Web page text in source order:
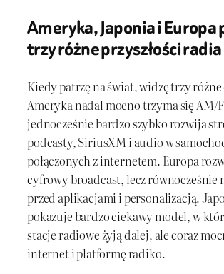
Ameryka, Japonia i Europa
trzy różne przyszłości radia
Kiedy patrzę na świat, widzę trzy
Ameryka nadal mocno trzyma się AM/
jednocześnie bardzo szybko rozwija
podcasty, SiriusXM i audio w
połączonych z internetem. Europa
cyfrowy broadcast, lecz równocześnie
przed aplikacjami i personalizacją.
pokazuje bardzo ciekawy model, w
stacje radiowe żyją dalej, ale coraz
internet i platformę radiko.